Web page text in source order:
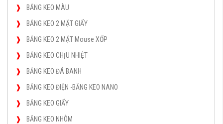
BĂNG KEO MÀU
BĂNG KEO 2 MẶT GIẤY
BĂNG KEO 2 MẶT Mouse XỐP
BĂNG KEO CHỊU NHIỆT
BĂNG KEO ĐÁ BANH
BĂNG KEO ĐIỆN -BĂNG KEO NANO
BĂNG KEO GIẤY
BĂNG KEO NHÔM